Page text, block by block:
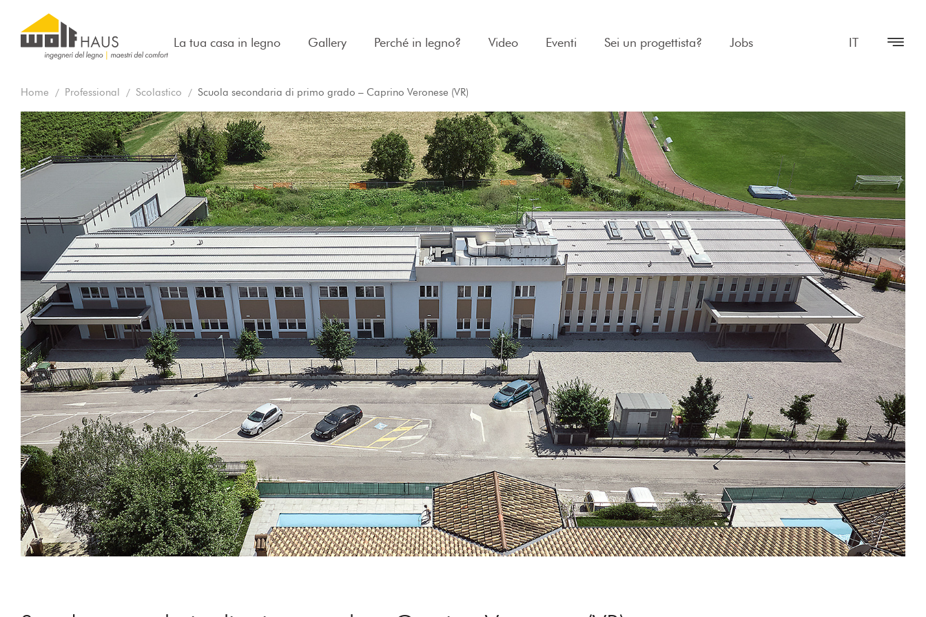
La tua casa in legno Gallery Perché in legno? Video Eventi Sei un progettista? Jobs IT
Home Professional Scolastico Scuola secondaria di primo grado – Caprino Veronese (VR)